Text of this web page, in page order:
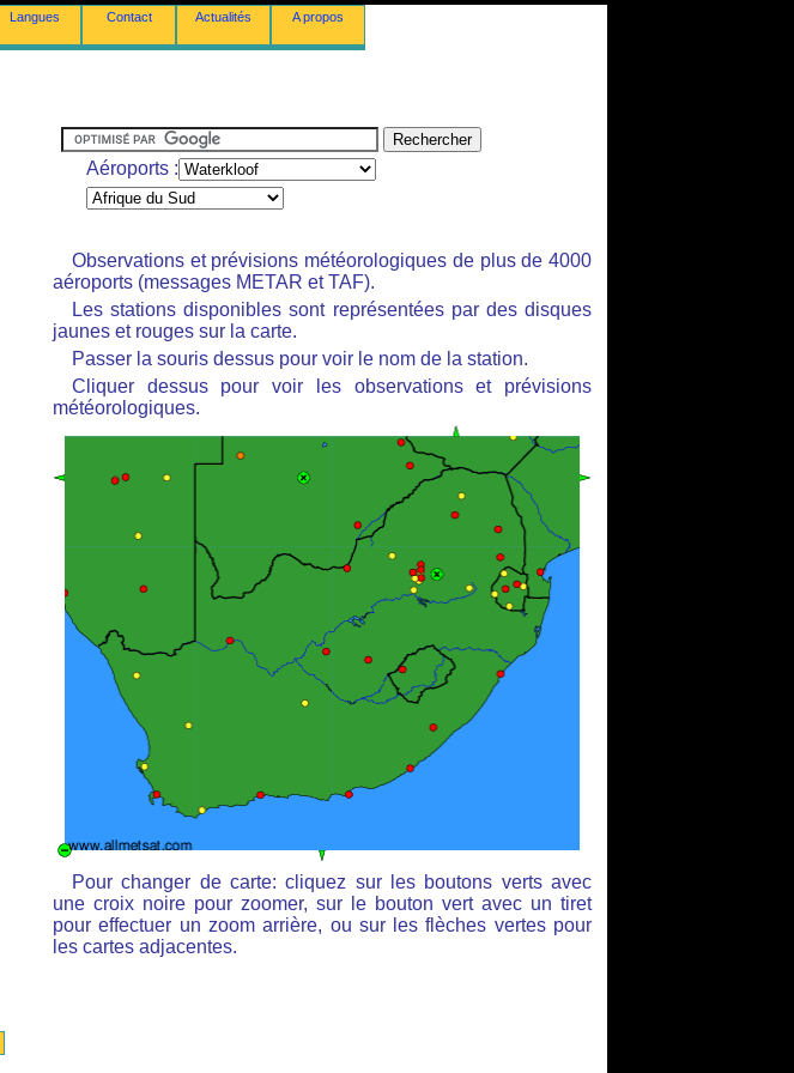
Langues Contact Actualités A propos
Aéroports :
Observations et prévisions météorologiques de plus de 4000
aéroports (messages METAR et TAF).
Les stations disponibles sont représentées par des disques
jaunes et rouges sur la carte.
Passer la souris dessus pour voir le nom de la station.
Cliquer dessus pour voir les observations et prévisions
météorologiques.
Pour changer de carte: cliquez sur les boutons verts avec
une croix noire pour zoomer, sur le bouton vert avec un tiret
pour effectuer un zoom arrière, ou sur les flèches vertes pour
les cartes adjacentes.